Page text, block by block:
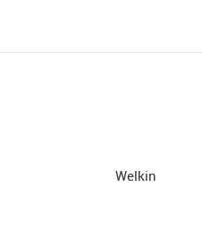
Welkin